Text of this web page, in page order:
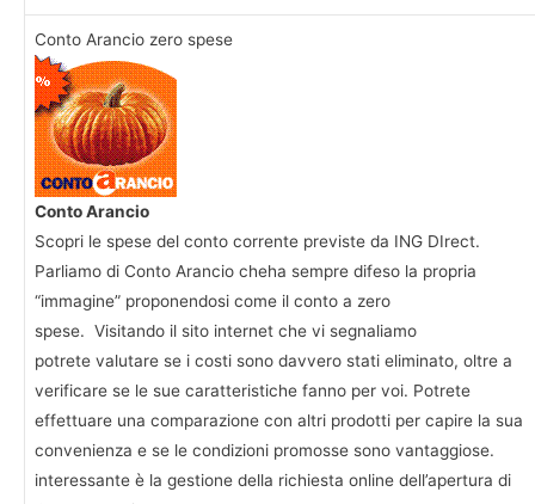
Conto Arancio zero spese
Conto Arancio
Scopri le spese del conto corrente previste da ING DIrect.
Parliamo di Conto Arancio cheha sempre difeso la propria
“immagine” proponendosi come il conto a zero
spese. Visitando il sito internet che vi segnaliamo
potrete valutare se i costi sono davvero stati eliminato, oltre a
verificare se le sue caratteristiche fanno per voi. Potrete
effettuare una comparazione con altri prodotti per capire la sua
convenienza e se le condizioni promosse sono vantaggiose.
interessante è la gestione della richiesta online dell’apertura di